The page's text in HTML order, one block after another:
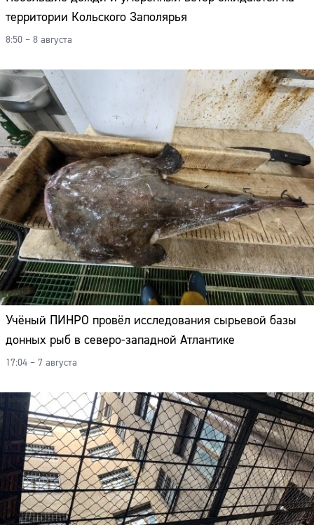
территории Кольского Заполярья
8:50 – 8 августа
Учёный ПИНРО провёл исследования сырьевой базы
донных рыб в северо-западной Атлантике
17:04 – 7 августа